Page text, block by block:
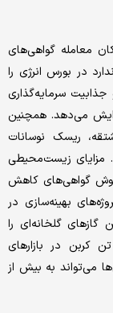
معامله گواهی‌‌‌های
در بورس انرژی را
جذابیت سرمایه‌گذاری
می‌دهد. همچنین
ریسک نوسانات
پوشش دهند. مزایای زیست‌‌‌محیطی
گواهی‌‌‌های کاهش
بهینه‌‌‌سازی در
بیش از ۲۰۰میلیون تن گازهای گلخانه‌‌‌ای را
به ازای هر تن کربن در بازارهای
می‌‌‌تواند به بیش از